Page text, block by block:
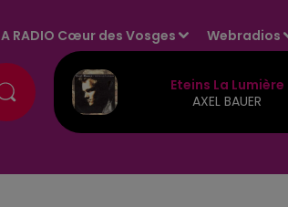
RADIO Cœur des Vosges Webradios
Eteins La Lumière
AXEL BAUER